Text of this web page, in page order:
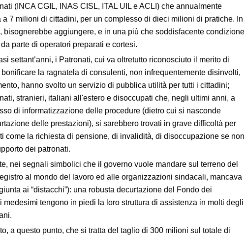
(INCA CGIL, INAS CISL, ITAL UIL e ACLI) che annualmente
a 7 milioni di cittadini, per un complesso di dieci milioni di pratiche. In
bisognerebbe aggiungere, e in una più che soddisfacente condizione
parte di operatori preparati e cortesi.
settant’anni, i Patronati, cui va oltretutto riconosciuto il merito di
la ragnatela di consulenti, non infrequentemente disinvolti,
hanno svolto un servizio di pubblica utilità per tutti i cittadini;
stranieri, italiani all'estero e disoccupati che, negli ultimi anni, a
di informatizzazione delle procedure (dietro cui si nasconde
delle prestazioni), si sarebbero trovati in grave difficoltà per
come la richiesta di pensione, di invalidità, di disoccupazione se non
dei patronati.
nei segnali simbolici che il governo vuole mandare sul terreno del
al mondo del lavoro ed alle organizzazioni sindacali, mancava
ai “distacchi”): una robusta decurtazione del Fondo dei
medesimi tengono in piedi la loro struttura di assistenza in molti degli
a questo punto, che si tratta del taglio di 300 milioni sul totale di